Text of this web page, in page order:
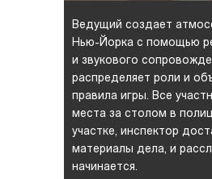
Ведущий создает
Нью-Йорка с помощью
и звукового
распределяет роли и
правила игры. Все
места за столом в
участке, инспектор
материалы дела, и
начинается.